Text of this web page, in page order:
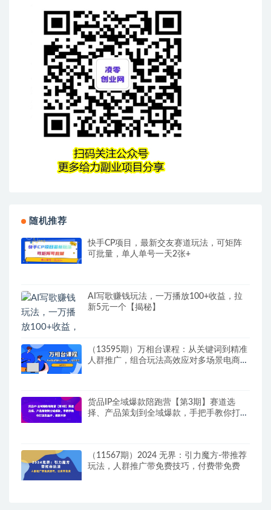
随机推荐
快手CP项目，最新交友赛道玩法，可矩阵
可批量，单人单号一天2张+
AI写歌赚钱玩法，一万播放100+收益，拉
新5元一个【揭秘】
（13595期）万相台课程：从关键词到精准
人群推广，组合玩法高效应对多场景电商营
货品IP全域爆款陪跑营【第3期】赛道选
择、产品策划到全域爆款，手把手教你打造
（11567期）2024 无界：引力魔方-带推荐
玩法，人群推广带免费技巧，付费带免费